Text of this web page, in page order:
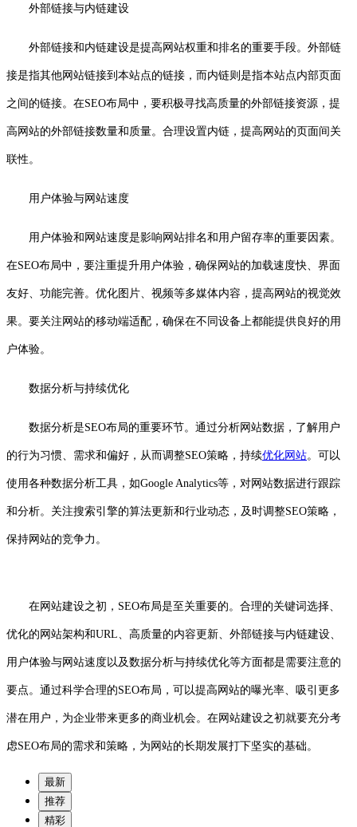
外部链接与内链建设
外部链接和内链建设是提高网站权重和排名的重要手段。外部链
接是指其他网站链接到本站点的链接，而内链则是指本站点内部页面
之间的链接。在SEO布局中，要积极寻找高质量的外部链接资源，提
高网站的外部链接数量和质量。合理设置内链，提高网站的页面间关
联性。
用户体验与网站速度
用户体验和网站速度是影响网站排名和用户留存率的重要因素。
在SEO布局中，要注重提升用户体验，确保网站的加载速度快、界面
友好、功能完善。优化图片、视频等多媒体内容，提高网站的视觉效
果。要关注网站的移动端适配，确保在不同设备上都能提供良好的用
户体验。
数据分析与持续优化
数据分析是SEO布局的重要环节。通过分析网站数据，了解用户
的行为习惯、需求和偏好，从而调整SEO策略，持续优化网站。可以
使用各种数据分析工具，如Google Analytics等，对网站数据进行跟踪
和分析。关注搜索引擎的算法更新和行业动态，及时调整SEO策略，
保持网站的竞争力。
在网站建设之初，SEO布局是至关重要的。合理的关键词选择、
优化的网站架构和URL、高质量的内容更新、外部链接与内链建设、
用户体验与网站速度以及数据分析与持续优化等方面都是需要注意的
要点。通过科学合理的SEO布局，可以提高网站的曝光率、吸引更多
潜在用户，为企业带来更多的商业机会。在网站建设之初就要充分考
虑SEO布局的需求和策略，为网站的长期发展打下坚实的基础。
最新
推荐
精彩